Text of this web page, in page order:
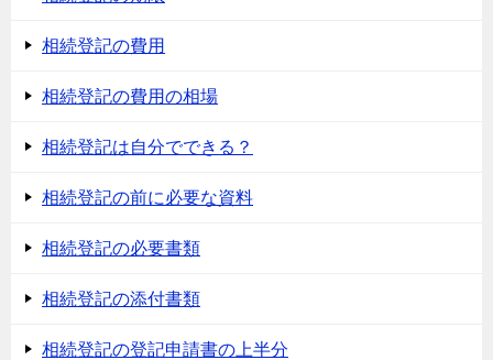
相続登記の費用
相続登記の費用の相場
相続登記は自分でできる？
相続登記の前に必要な資料
相続登記の必要書類
相続登記の添付書類
相続登記の登記申請書の上半分